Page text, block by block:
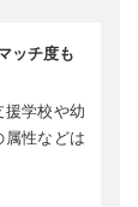
ッチ度も
学校や幼
性などは